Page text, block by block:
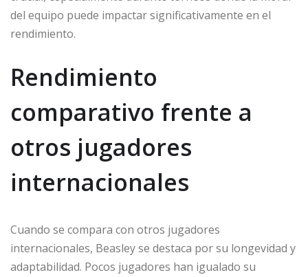
del equipo puede impactar significativamente en el
rendimiento.
Rendimiento
comparativo frente a
otros jugadores
internacionales
Cuando se compara con otros jugadores
internacionales, Beasley se destaca por su longevidad y
adaptabilidad. Pocos jugadores han igualado su